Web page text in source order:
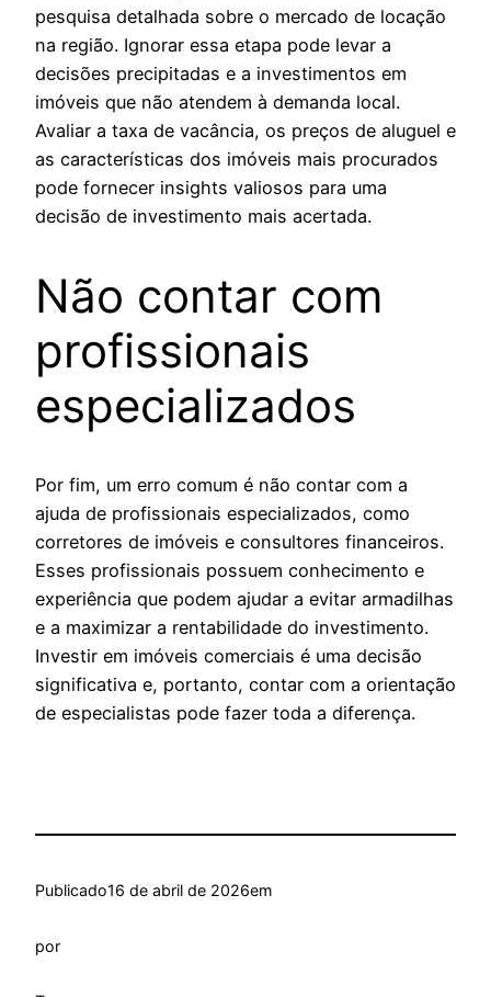
pesquisa detalhada sobre o mercado de locação
na região. Ignorar essa etapa pode levar a
decisões precipitadas e a investimentos em
imóveis que não atendem à demanda local.
Avaliar a taxa de vacância, os preços de aluguel e
as características dos imóveis mais procurados
pode fornecer insights valiosos para uma
decisão de investimento mais acertada.
Não contar com
profissionais
especializados
Por fim, um erro comum é não contar com a
ajuda de profissionais especializados, como
corretores de imóveis e consultores financeiros.
Esses profissionais possuem conhecimento e
experiência que podem ajudar a evitar armadilhas
e a maximizar a rentabilidade do investimento.
Investir em imóveis comerciais é uma decisão
significativa e, portanto, contar com a orientação
de especialistas pode fazer toda a diferença.
Publicado16 de abril de 2026em
por